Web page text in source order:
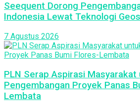
Seequent Dorong
Indonesia Lewat Teknologi
7 Agustus 2026
PLN Serap Aspirasi Masyarakat
Pengembangan Proyek Panas
Lembata